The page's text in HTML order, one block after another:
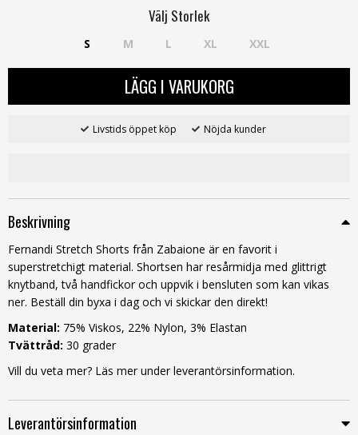
Välj Storlek
S M L XL XXL
LÄGG I VARUKORG
Livstids öppet köp Nöjda kunder
Beskrivning
Fernandi Stretch Shorts från Zabaione är en favorit i
superstretchigt material. Shortsen har resårmidja med glittrigt
knytband, två handfickor och uppvik i bensluten som kan vikas
ner. Beställ din byxa i dag och vi skickar den direkt!
Material: 75% Viskos, 22% Nylon, 3% Elastan
Tvättråd: 30 grader
Vill du veta mer? Läs mer under leverantörsinformation.
Leverantörsinformation